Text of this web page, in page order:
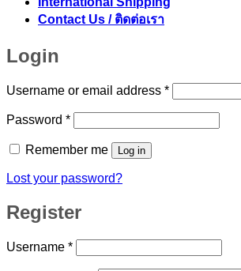
Contact Us / ติดต่อเรา
Login
Username or email address *Required
Password *Required
Remember me Log in
Lost your password?
Register
Username *Required